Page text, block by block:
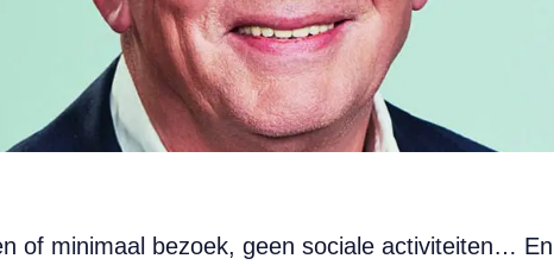
of minimaal bezoek, geen sociale activiteiten…